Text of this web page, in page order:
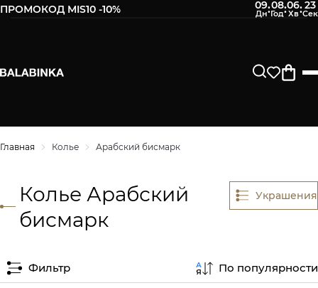
ПРОМОКОД MIS10 -10% 09:08:06:23
Главная Колье Арабский бисмарк
Колье Арабский
бисмарк
Украшения
Фильтр По популярности